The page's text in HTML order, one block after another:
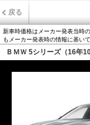
戻る
新車時価格はメーカー発表当時
もメーカー発表時の情報に基いて
ＢＭＷ 5シリーズ（16年